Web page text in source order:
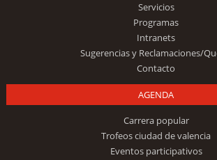
Servicios
Programas
Intranets
Sugerencias y Reclamaciones/
Contacto
AGENDA
Carrera popular
Trofeos ciudad de valencia
Eventos participativos